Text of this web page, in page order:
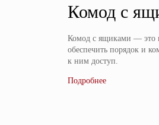
Комод с
Комод с ящиками — это
обеспечить порядок и
к ним доступ.